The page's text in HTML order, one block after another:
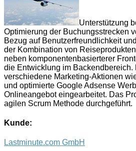
Unterstützung
Optimierung der Buchungsstrecken
Bezug auf Benutzerfreundlichkeit
der Kombination von
neben komponentenbasierterer
die Entwicklung im Backendbereich.
verschiedene Marketing-Aktionen
und optimierte Google Adsense
Onlineangebot eingearbeitet. Das
agilen Scrum Methode durchgeführt.
Kunde:
Lastminute.com GmbH